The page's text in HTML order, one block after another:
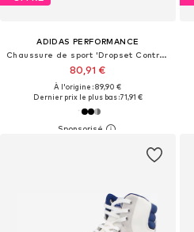
ADIDAS PERFORMANCE
Chaussure de sport 'Dropset Control'
80,91 €
À l'origine : 89,90 €
Dernier prix le plus bas :71,91 €